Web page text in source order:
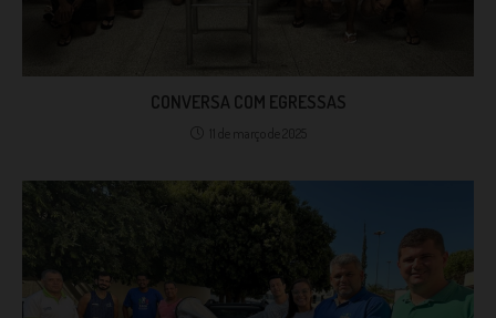
CONVERSA COM EGRESSAS
11 de março de 2025